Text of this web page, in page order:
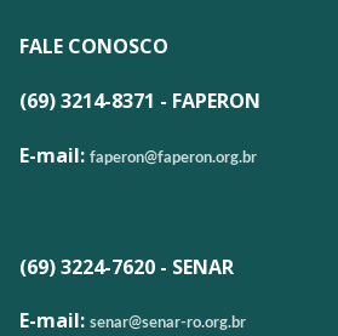
FALE CONOSCO
(69) 3214-8371 - FAPERON
E-mail: faperon@faperon.org.br
(69) 3224-7620 - SENAR
E-mail: senar@senar-ro.org.br